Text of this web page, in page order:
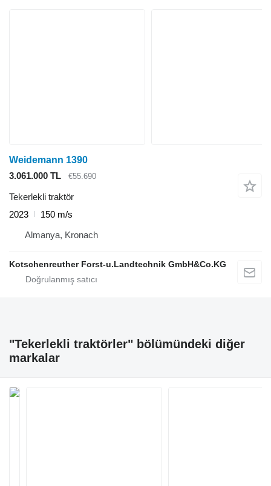
Weidemann 1390
3.061.000 TL
€55.690
Tekerlekli traktör
2023
150 m/s
Almanya, Kronach
Kotschenreuther Forst-u.Landtechnik GmbH&Co.KG
"Tekerlekli traktörler" bölümündeki diğer
markalar